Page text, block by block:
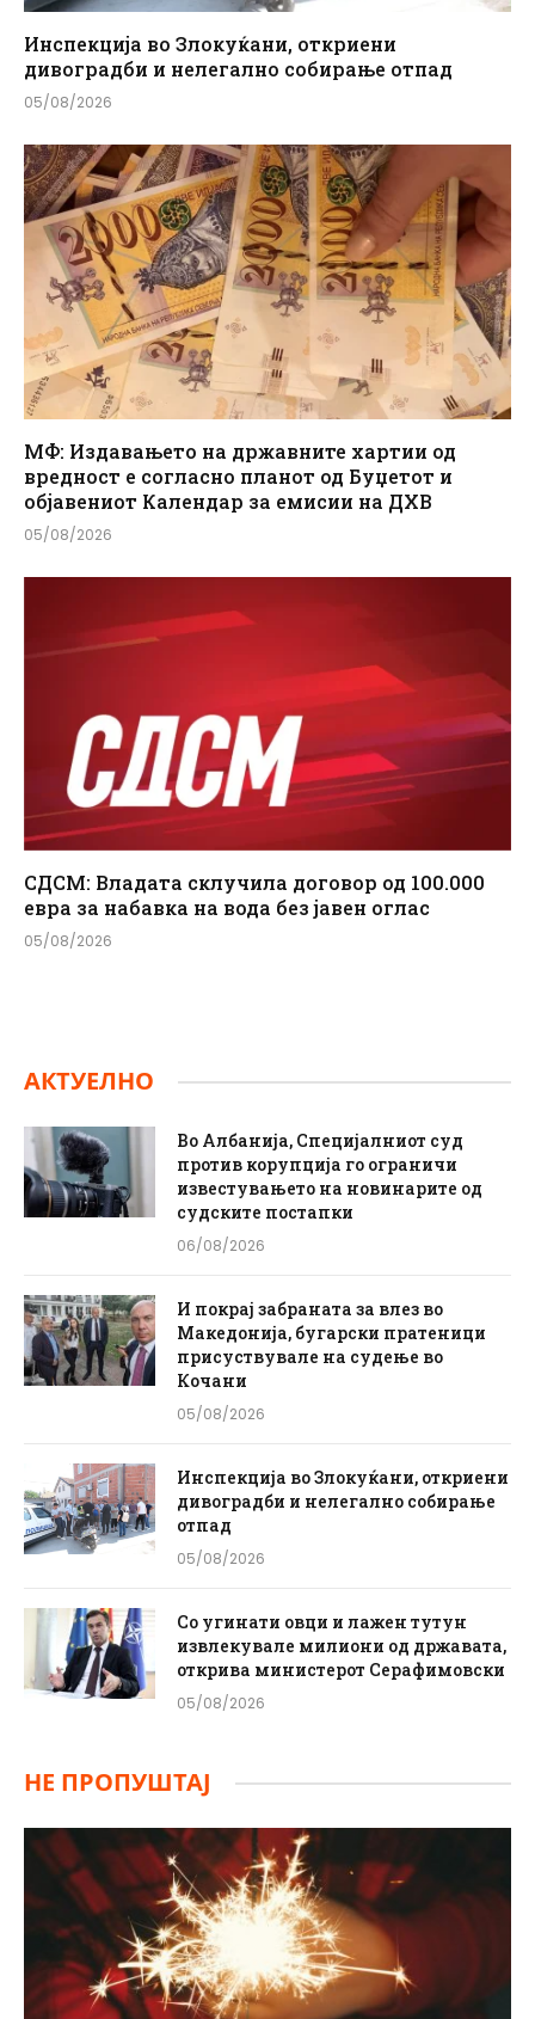
Инспекција во Злокуќани, откриени
дивоградби и нелегално собирање отпад
05/08/2026
МФ: Издавањето на државните хартии од
вредност е согласно планот од Буџетот и
објавениот Календар за емисии на ДХВ
05/08/2026
СДСМ: Владата склучила договор од 100.000
евра за набавка на вода без јавен оглас
05/08/2026
АКТУЕЛНО
Во Албанија, Специјалниот суд
против корупција го ограничи
известувањето на новинарите од
судските постапки
06/08/2026
И покрај забраната за влез во
Македонија, бугарски пратеници
присуствувале на судење во
Кочани
05/08/2026
Инспекција во Злокуќани, откриени
дивоградби и нелегално собирање
отпад
05/08/2026
Со угинати овци и лажен тутун
извлекувале милиони од државата,
открива министерот Серафимовски
05/08/2026
НЕ ПРОПУШТАЈ